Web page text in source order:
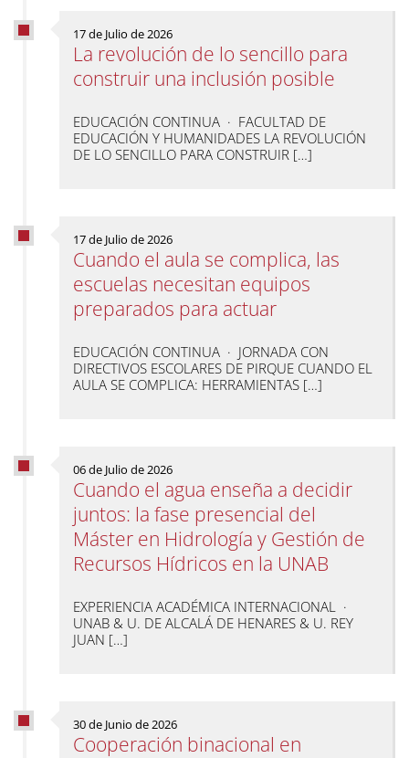
17 de Julio de 2026
La revolución de lo sencillo para
construir una inclusión posible
EDUCACIÓN CONTINUA · FACULTAD DE
EDUCACIÓN Y HUMANIDADES LA REVOLUCIÓN
DE LO SENCILLO PARA CONSTRUIR […]
17 de Julio de 2026
Cuando el aula se complica, las
escuelas necesitan equipos
preparados para actuar
EDUCACIÓN CONTINUA · JORNADA CON
DIRECTIVOS ESCOLARES DE PIRQUE CUANDO EL
AULA SE COMPLICA: HERRAMIENTAS […]
06 de Julio de 2026
Cuando el agua enseña a decidir
juntos: la fase presencial del
Máster en Hidrología y Gestión de
Recursos Hídricos en la UNAB
EXPERIENCIA ACADÉMICA INTERNACIONAL ·
UNAB & U. DE ALCALÁ DE HENARES & U. REY
JUAN […]
30 de Junio de 2026
Cooperación binacional en